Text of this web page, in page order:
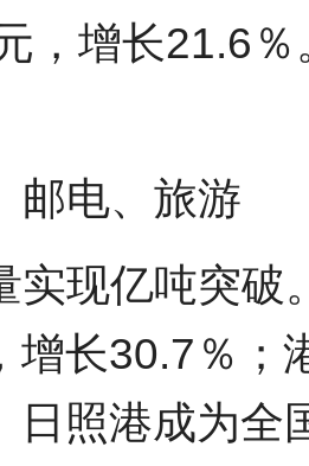
，增长21.6
邮电、旅游
实现亿吨突破
增长30.7％；
日照港成为全